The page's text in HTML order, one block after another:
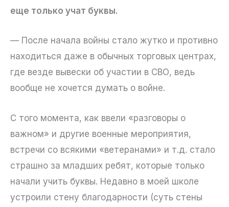
еще только учат буквы.
— После начала войны стало жутко и противно
находиться даже в обычных торговых центрах,
где везде вывески об участии в СВО, ведь
вообще не хочется думать о войне.
С того момента, как ввели «разговоры о
важном» и другие военные мероприятия,
встречи со всякими «ветеранами» и т.д. стало
страшно за младших ребят, которые только
начали учить буквы. Недавно в моей школе
устроили стену благодарности (суть стены